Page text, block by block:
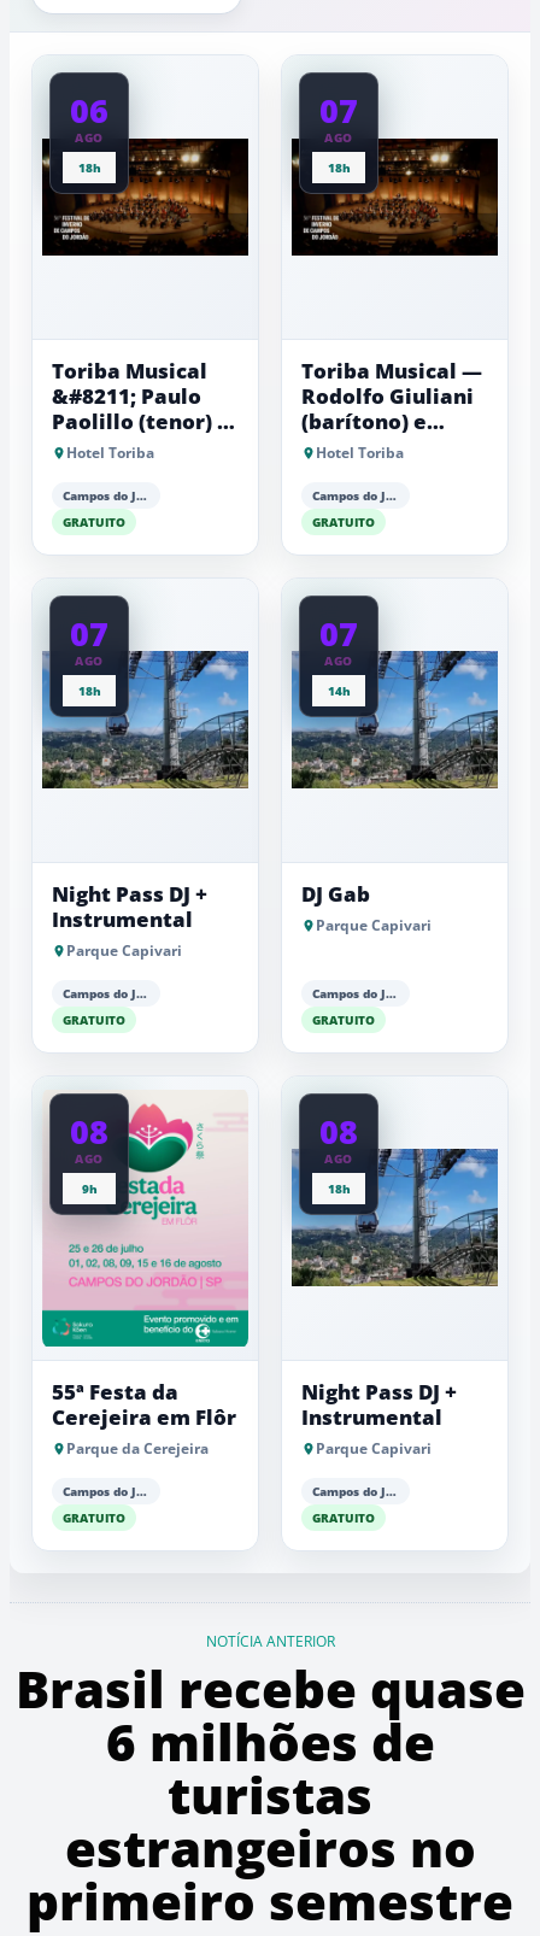
próximas
dos
2°C
a
06
AGO
18h
Toriba Musical
&#8211; Paulo
Paolillo (tenor) e
Antonio Luiz
Hotel Toriba
Campos do Jordão
GRATUITO
07
AGO
18h
Toriba Musical —
Rodolfo Giuliani
(barítono) e
Antonio Luiz
Hotel Toriba
Campos do Jordão
GRATUITO
07
AGO
18h
Night Pass DJ +
Instrumental
Parque Capivari
Campos do Jordão
GRATUITO
07
AGO
14h
DJ Gab
Parque Capivari
Campos do Jordão
GRATUITO
08
AGO
9h
55ª Festa da
Cerejeira em Flôr
Parque da Cerejeira
Campos do Jordão
GRATUITO
08
AGO
18h
Night Pass DJ +
Instrumental
Parque Capivari
Campos do Jordão
GRATUITO
NOTÍCIA ANTERIOR
Brasil recebe quase
6 milhões de
turistas
estrangeiros no
primeiro semestre